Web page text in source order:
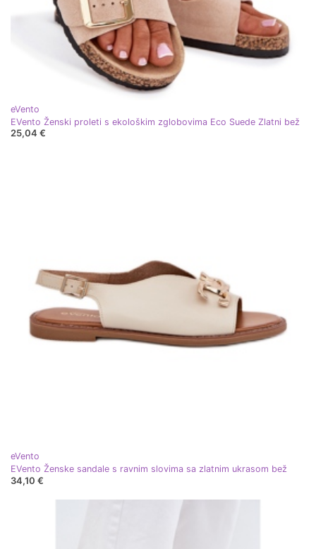
eVento
EVento Ženski proleti s ekološkim zglobovima Eco Suede Zlatni bež
25,04 €
eVento
EVento Ženske sandale s ravnim slovima sa zlatnim ukrasom bež
34,10 €